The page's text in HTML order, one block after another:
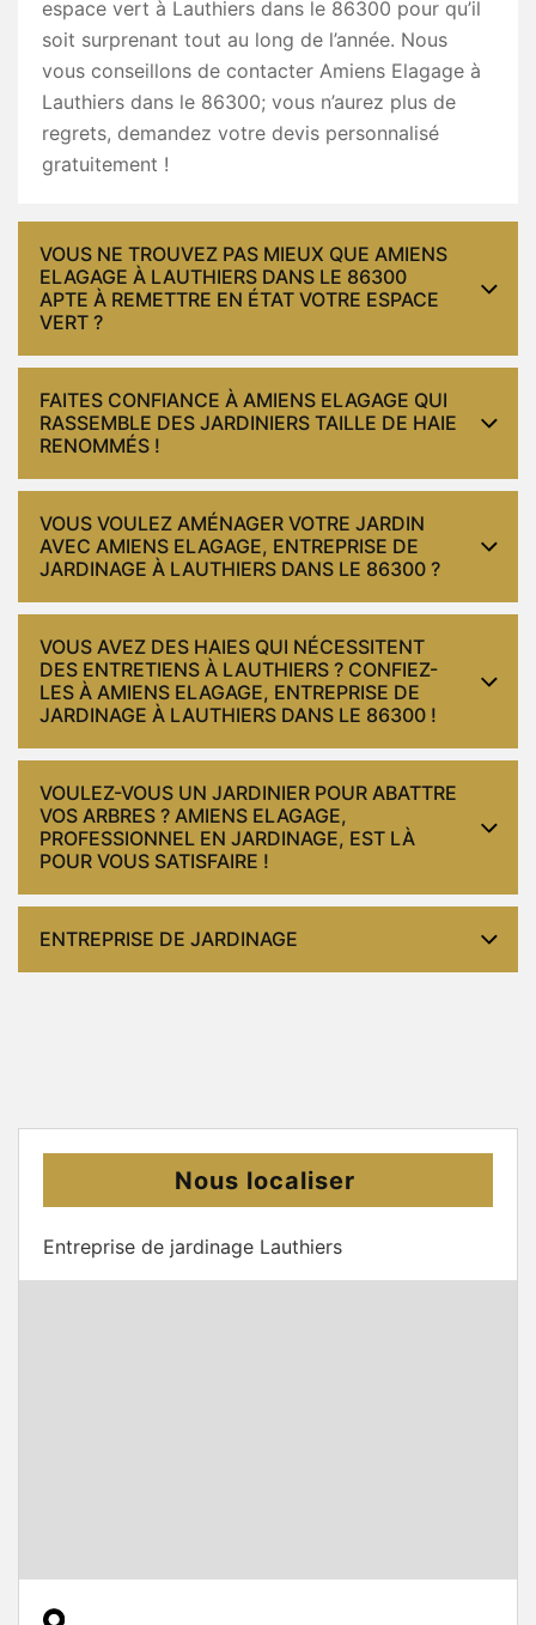
espace vert à Lauthiers dans le 86300 pour qu’il
soit surprenant tout au long de l’année. Nous
vous conseillons de contacter Amiens Elagage à
Lauthiers dans le 86300; vous n’aurez plus de
regrets, demandez votre devis personnalisé
gratuitement !
VOUS NE TROUVEZ PAS MIEUX QUE AMIENS
ELAGAGE À LAUTHIERS DANS LE 86300
APTE À REMETTRE EN ÉTAT VOTRE ESPACE
VERT ?
FAITES CONFIANCE À AMIENS ELAGAGE QUI
RASSEMBLE DES JARDINIERS TAILLE DE HAIE
RENOMMÉS !
VOUS VOULEZ AMÉNAGER VOTRE JARDIN
AVEC AMIENS ELAGAGE, ENTREPRISE DE
JARDINAGE À LAUTHIERS DANS LE 86300 ?
VOUS AVEZ DES HAIES QUI NÉCESSITENT
DES ENTRETIENS À LAUTHIERS ? CONFIEZ-
LES À AMIENS ELAGAGE, ENTREPRISE DE
JARDINAGE À LAUTHIERS DANS LE 86300 !
VOULEZ-VOUS UN JARDINIER POUR ABATTRE
VOS ARBRES ? AMIENS ELAGAGE,
PROFESSIONNEL EN JARDINAGE, EST LÀ
POUR VOUS SATISFAIRE !
ENTREPRISE DE JARDINAGE
Nous localiser
Entreprise de jardinage Lauthiers